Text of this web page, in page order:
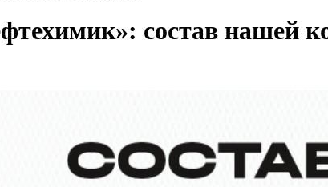
состав нашей